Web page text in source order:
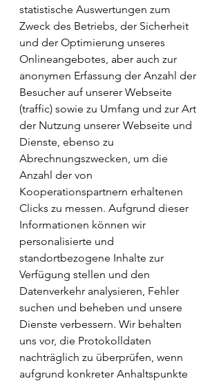
statistische Auswertungen zum
Zweck des Betriebs, der Sicherheit
und der Optimierung unseres
Onlineangebotes, aber auch zur
anonymen Erfassung der Anzahl der
Besucher auf unserer Webseite
(traffic) sowie zu Umfang und zur Art
der Nutzung unserer Webseite und
Dienste, ebenso zu
Abrechnungszwecken, um die
Anzahl der von
Kooperationspartnern erhaltenen
Clicks zu messen. Aufgrund dieser
Informationen können wir
personalisierte und
standortbezogene Inhalte zur
Verfügung stellen und den
Datenverkehr analysieren, Fehler
suchen und beheben und unsere
Dienste verbessern. Wir behalten
uns vor, die Protokolldaten
nachträglich zu überprüfen, wenn
aufgrund konkreter Anhaltspunkte